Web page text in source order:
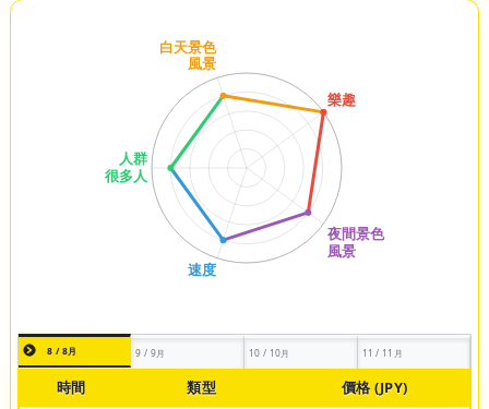
8 / 8月 9 / 9月 10 / 10月 11 / 11月
時間 類型 價格 (JPY)